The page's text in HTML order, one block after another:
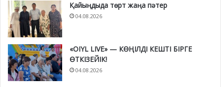
Қайыңдыда төрт жаңа пәтер
04.08.2026
«OIYL LIVE» — КӨҢІЛДІ КЕШТІ БІРГЕ
ӨТКІЗЕЙІК!
04.08.2026